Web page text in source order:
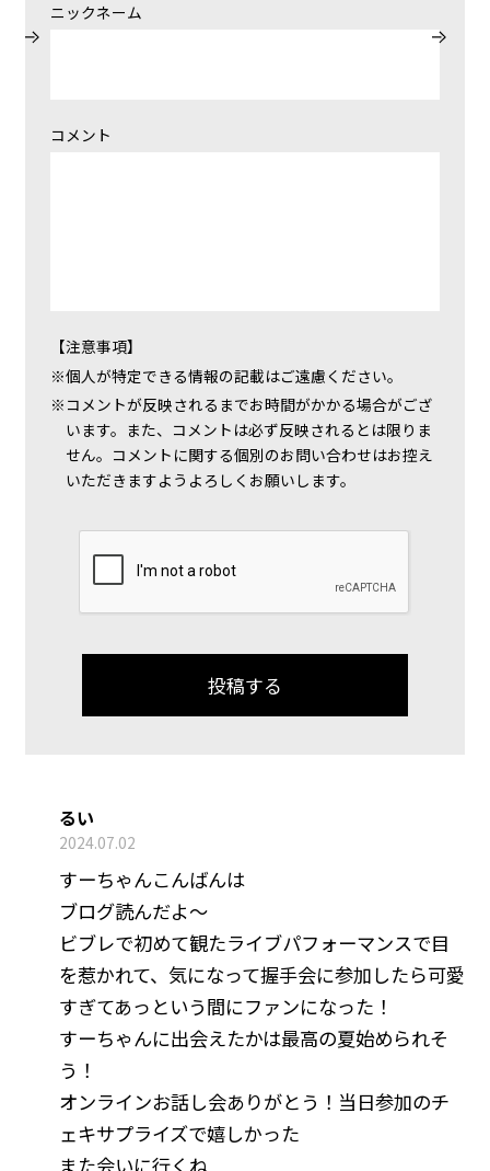
ニックネーム
コメント
【注意事項】
個人が特定できる情報の記載はご遠慮ください。
コメントが反映されるまでお時間がかかる場合がござ
います。また、コメントは必ず反映されるとは限りま
せん。コメントに関する個別のお問い合わせはお控え
いただきますようよろしくお願いします。
るい
2024.07.02
すーちゃんこんばんは
ブログ読んだよ〜
ビブレで初めて観たライブパフォーマンスで目
を惹かれて、気になって握手会に参加したら可愛
すぎてあっという間にファンになった！
すーちゃんに出会えたかは最高の夏始められそ
う！
オンラインお話し会ありがとう！当日参加のチ
ェキサプライズで嬉しかった
また会いに行くね